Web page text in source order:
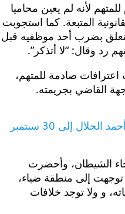
لم يعين محاميا
كما استجوبت
أحد موظفيه قبل
“لا أتذكر”.
صادمة للمتهم،
بجريمته.
وأحضرت
منطقة ضياء،
توجد خلافات